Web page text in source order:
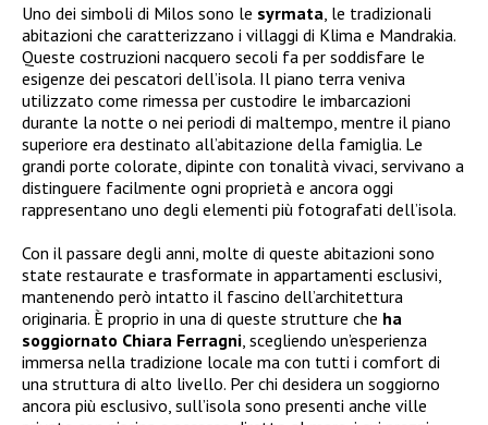
Uno dei simboli di Milos sono le syrmata , le tradizionali
abitazioni che caratterizzano i villaggi di Klima e Mandrakia.
Queste costruzioni nacquero secoli fa per soddisfare le
esigenze dei pescatori dell’isola. Il piano terra veniva
utilizzato come rimessa per custodire le imbarcazioni
durante la notte o nei periodi di maltempo, mentre il piano
superiore era destinato all’abitazione della famiglia. Le
grandi porte colorate, dipinte con tonalità vivaci, servivano a
distinguere facilmente ogni proprietà e ancora oggi
rappresentano uno degli elementi più fotografati dell’isola.
Con il passare degli anni, molte di queste abitazioni sono
state restaurate e trasformate in appartamenti esclusivi,
mantenendo però intatto il fascino dell’architettura
originaria. È proprio in una di queste strutture che ha
soggiornato Chiara Ferragni , scegliendo un’esperienza
immersa nella tradizione locale ma con tutti i comfort di
una struttura di alto livello. Per chi desidera un soggiorno
ancora più esclusivo, sull’isola sono presenti anche ville